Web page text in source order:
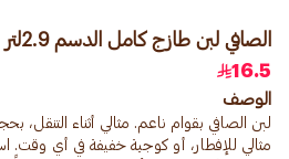
الصافي لبن طازج كامل الدسم 2.9لتر
16.5
الوصف
لبن الصافي بقوام ناعم. مثالي أثناء التنقل،
مثالي للإفطار، أو كوجبة خفيفة في أي وقت.